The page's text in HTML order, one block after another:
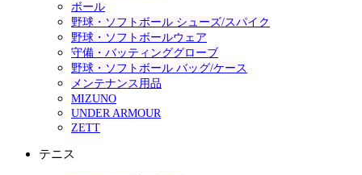
ボール
野球・ソフトボール シューズ/スパイク
野球・ソフトボールウェア
守備・バッティンググローブ
野球・ソフトボール バッグ/ケース
メンテナンス用品
MIZUNO
UNDER ARMOUR
ZETT
テニス